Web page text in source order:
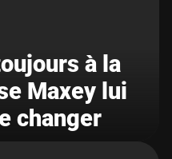
à la
Maxey lui
changer